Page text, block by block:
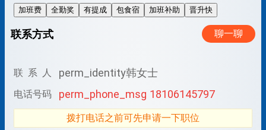
加班费 全勤奖 有提成 包食宿 加班补助 晋升快
联系方式 聊一聊
联 系 人 perm_identity韩女士
电话号码 perm_phone_msg 18106145797
拨打电话之前可先申请一下职位